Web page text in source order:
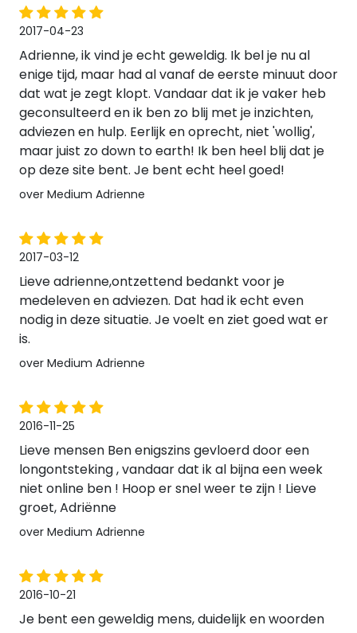
2017-04-23
Adrienne, ik vind je echt geweldig. Ik bel je nu al
enige tijd, maar had al vanaf de eerste minuut door
dat wat je zegt klopt. Vandaar dat ik je vaker heb
geconsulteerd en ik ben zo blij met je inzichten,
adviezen en hulp. Eerlijk en oprecht, niet 'wollig',
maar juist zo down to earth! Ik ben heel blij dat je
op deze site bent. Je bent echt heel goed!
over Medium Adrienne
2017-03-12
Lieve adrienne,ontzettend bedankt voor je
medeleven en adviezen. Dat had ik echt even
nodig in deze situatie. Je voelt en ziet goed wat er
is.
over Medium Adrienne
2016-11-25
Lieve mensen Ben enigszins gevloerd door een
longontsteking , vandaar dat ik al bijna een week
niet online ben ! Hoop er snel weer te zijn ! Lieve
groet, Adriënne
over Medium Adrienne
2016-10-21
Je bent een geweldig mens, duidelijk en woorden